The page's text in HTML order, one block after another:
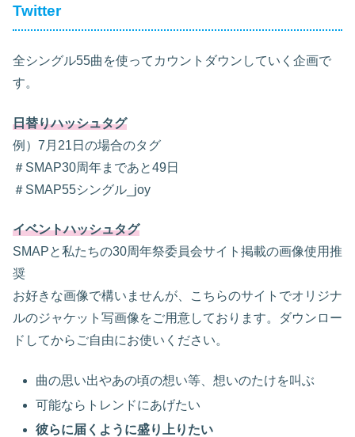
Twitter
全シングル55曲を使ってカウントダウンしていく企画で
す。
日替りハッシュタグ
例）7月21日の場合のタグ
＃SMAP30周年まであと49日
＃SMAP55シングル_joy
イベントハッシュタグ
SMAPと私たちの30周年祭委員会サイト掲載の画像使用推
奨
お好きな画像で構いませんが、こちらのサイトでオリジナ
ルのジャケット写画像をご用意しております。ダウンロー
ドしてからご自由にお使いください。
曲の思い出やあの頃の想い等、想いのたけを叫ぶ
可能ならトレンドにあげたい
彼らに届くように盛り上りたい